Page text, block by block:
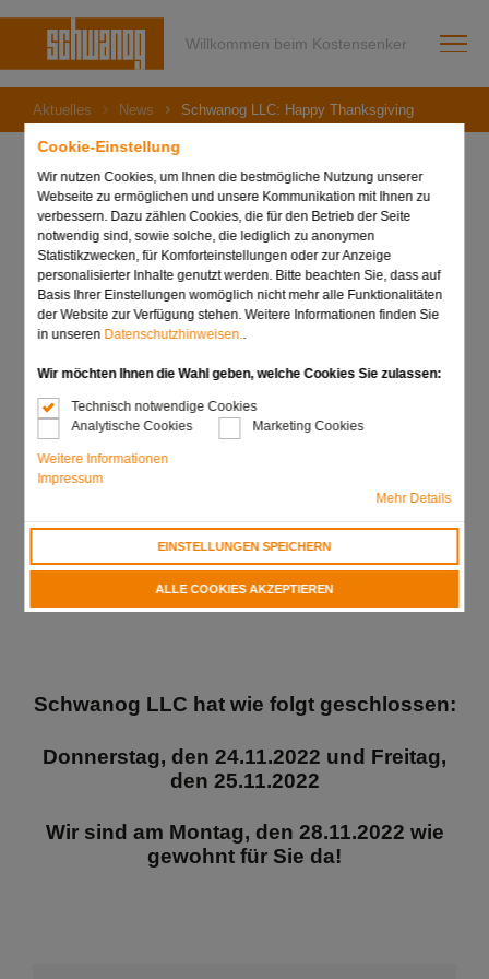
Cookie-Einstellung
Wir nutzen Cookies, um Ihnen die bestmögliche Nutzung unserer
Webseite zu ermöglichen und unsere Kommunikation mit Ihnen zu
verbessern. Dazu zählen Cookies, die für den Betrieb der Seite
notwendig sind, sowie solche, die lediglich zu anonymen
Statistikzwecken, für Komforteinstellungen oder zur Anzeige
personalisierter Inhalte genutzt werden. Bitte beachten Sie, dass auf
Basis Ihrer Einstellungen womöglich nicht mehr alle Funktionalitäten
der Website zur Verfügung stehen. Weitere Informationen finden Sie
in unseren Datenschutzhinweisen..
Wir möchten Ihnen die Wahl geben, welche Cookies Sie zulassen:
Technisch notwendige Cookies
Analytische Cookies
Marketing Cookies
Weitere Informationen
Impressum
Mehr Details
EINSTELLUNGEN SPEICHERN
ALLE COOKIES AKZEPTIEREN
Willkommen beim Kostensenker
Aktuelles News Schwanog LLC: Happy Thanksgiving
22. November 2022
Schwanog LLC: Happy
Thanksgiving
Schwanog LLC hat wie folgt geschlossen:
Donnerstag, den 24.11.2022 und Freitag,
den 25.11.2022
Wir sind am Montag, den 28.11.2022 wie
gewohnt für Sie da!